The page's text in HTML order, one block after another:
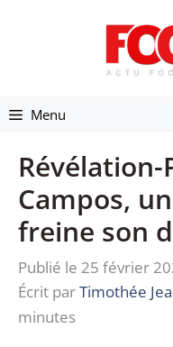
Menu
Révélation-
Campos,
freine son
Publié le 25 février
Écrit parTimothée
minutes